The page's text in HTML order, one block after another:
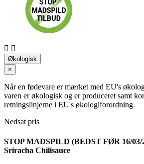
 
Økologisk
×
Når en fødevare er mærket med EU's
varen er økologisk og er produceret samt
retningslinjerne i EU's økologiforordning.
Nedsat pris
STOP MADSPILD (BEDST FØR 16/03/
Sriracha Chilisauce